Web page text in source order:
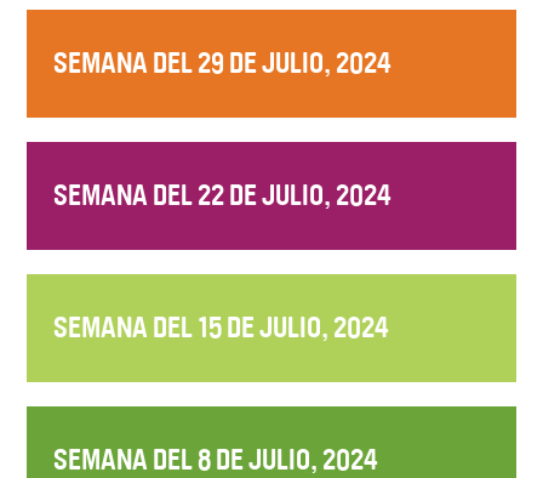
SEMANA DEL 29 DE JULIO, 2024
SEMANA DEL 22 DE JULIO, 2024
SEMANA DEL 15 DE JULIO, 2024
SEMANA DEL 8 DE JULIO, 2024